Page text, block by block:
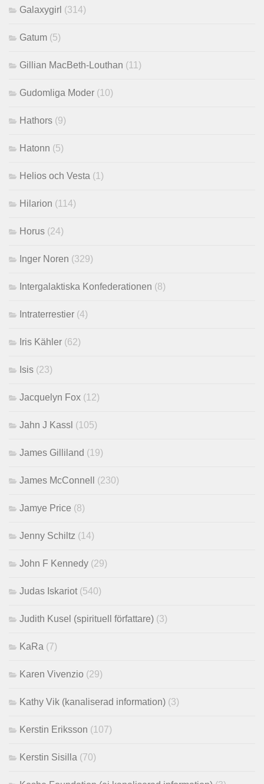
Galaxygirl (314)
Gatum (5)
Gillian MacBeth-Louthan (11)
Gudomliga Moder (10)
Hathors (9)
Hatonn (5)
Helios och Vesta (1)
Hilarion (114)
Horus (24)
Inger Noren (329)
Intergalaktiska Konfederationen (8)
Intraterrestier (4)
Iris Kähler (62)
Isis (23)
Jacquelyn Fox (12)
Jahn J Kassl (105)
James Gilliland (19)
James McConnell (230)
Jamye Price (8)
Jenny Schiltz (14)
John F Kennedy (29)
Judas Iskariot(540)
Judith Kusel (spirituell författare) (3)
KaRa (7)
Karen Vivenzio (29)
Kathy Vik (kanaliserad information) (3)
Kerstin Eriksson (107)
Kerstin Sisilla (70)